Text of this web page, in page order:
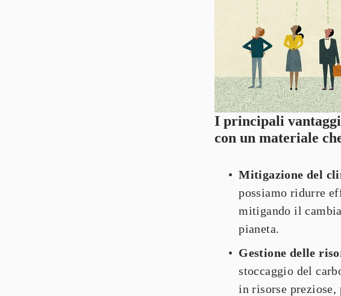
I principali
con un materiale
Mitigazione del
possiamo ridurre
mitigando il
pianeta.
Gestione delle
stoccaggio del
in risorse preziose,